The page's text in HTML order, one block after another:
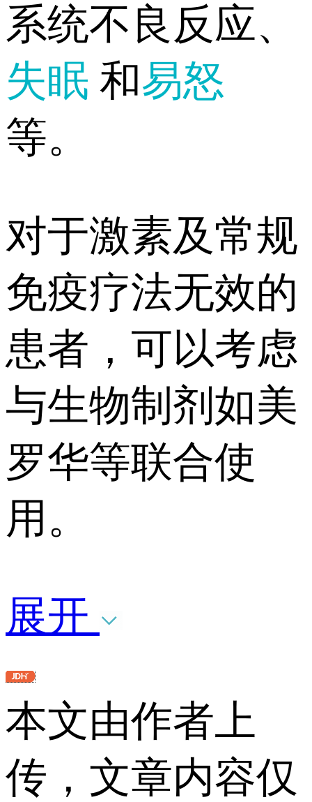
系统不良反应、
失眠 和易怒
等。
对于激素及常规
免疫疗法无效的
患者，可以考虑
与生物制剂如美
罗华等联合使
用。
展开
本文由作者上
传，文章内容仅